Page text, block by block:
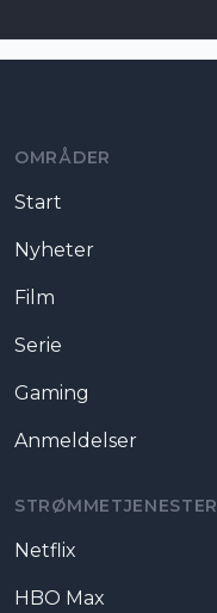
OMRÅDER
Start
Nyheter
Film
Serie
Gaming
Anmeldelser
STRØMMETJENESTER
Netflix
HBO Max